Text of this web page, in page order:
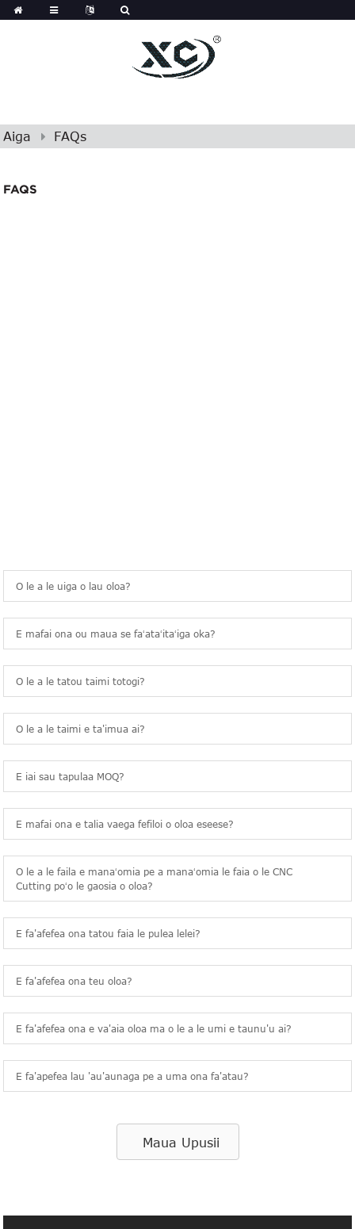
Aiga FAQs
FAQS
O le a le uiga o lau oloa?
E mafai ona ou maua se faʻataʻitaʻiga oka?
O le a le tatou taimi totogi?
O le a le taimi e ta'imua ai?
E iai sau tapulaa MOQ?
E mafai ona e talia vaega fefiloi o oloa eseese?
O le a le faila e manaʻomia pe a manaʻomia le faia o le CNC
Cutting poʻo le gaosia o oloa?
E fa'afefea ona tatou faia le pulea lelei?
E fa'afefea ona teu oloa?
E fa'afefea ona e va'aia oloa ma o le a le umi e taunu'u ai?
E fa'apefea lau 'au'aunaga pe a uma ona fa'atau?
Maua Upusii